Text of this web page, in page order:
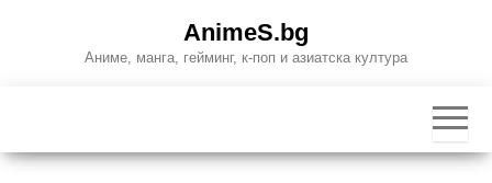
AnimeS.bg
Аниме, манга, гейминг, к-поп и азиатска култура